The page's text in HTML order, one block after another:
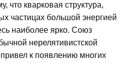
что кварковая структура,
частицах большой энергией
наиболее ярко. Союз
нерелятивистской
к появлению многих